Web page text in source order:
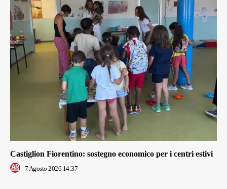
Castiglion Fiorentino: sostegno economico per i centri estivi
7 Agosto 2026 14:37